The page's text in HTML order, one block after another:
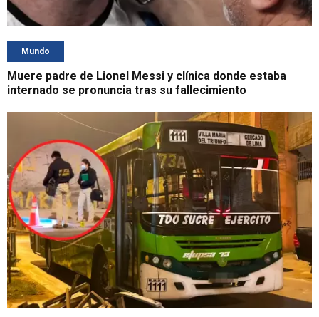
Mundo
Muere padre de Lionel Messi y clínica donde estaba
internado se pronuncia tras su fallecimiento